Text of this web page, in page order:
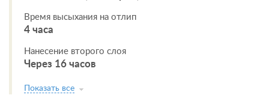
Время высыхания на отлип
4 часа
Нанесение второго слоя
Через 16 часов
Показать все